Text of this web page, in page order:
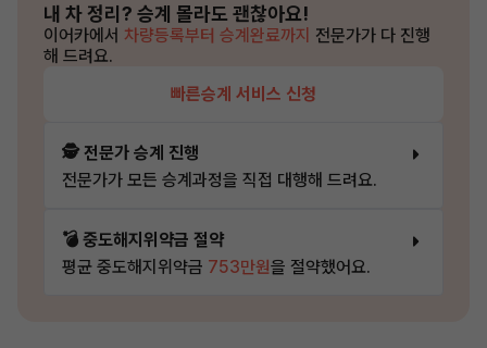
내 차 정리? 승계 몰라도 괜찮아요!
이어카에서 차량등록부터 승계완료까지 전문가가 다 진행
해 드려요.
빠른승계 서비스 신청
🕵️ 전문가 승계 진행
전문가가 모든 승계과정을 직접 대행해 드려요.
💣 중도해지위약금 절약
평균 중도해지위약금 753만원을 절약했어요.